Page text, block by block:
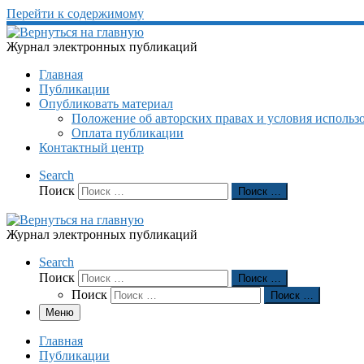
Перейти к содержимому
Журнал электронных публикаций
Главная
Публикации
Опубликовать материал
Положение об авторских правах и условия
Оплата публикации
Контактный центр
Search
Поиск
Поиск …
Журнал электронных публикаций
Search
Поиск
Поиск …
Поиск
Поиск …
Меню
Главная
Публикации